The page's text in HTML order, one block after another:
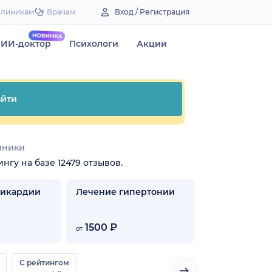
Врачам Вход / Регистрация
ИИ-доктор Психологи Акции
на базе 12479 отзывов.
Лечение гипертонии
от1500 ₽
С рейтингом